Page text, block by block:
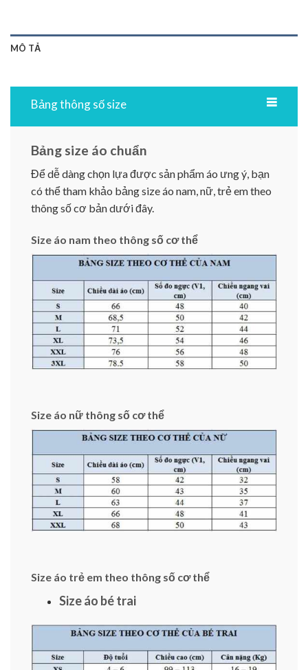
MÔ TẢ
Bảng thông số size
Bảng size áo chuẩn
Để dễ dàng chọn lựa được sản phẩm áo ưng ý, bạn
có thể tham khảo bảng size áo nam, nữ, trẻ em theo
thông số cơ bản dưới đây.
Size áo nam theo thông số cơ thể
Size áo nữ thông số cơ thể
Size áo trẻ em theo thông số cơ thể
Size áo bé trai